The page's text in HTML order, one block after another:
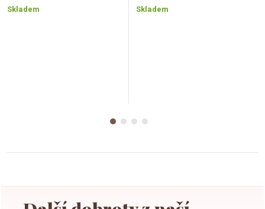
cena:
Skladem
cena:
Skladem